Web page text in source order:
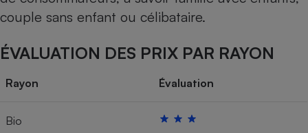
couple sans enfant ou célibataire.
ÉVALUATION DES PRIX PAR RAYON
Rayon Évaluation
Bio